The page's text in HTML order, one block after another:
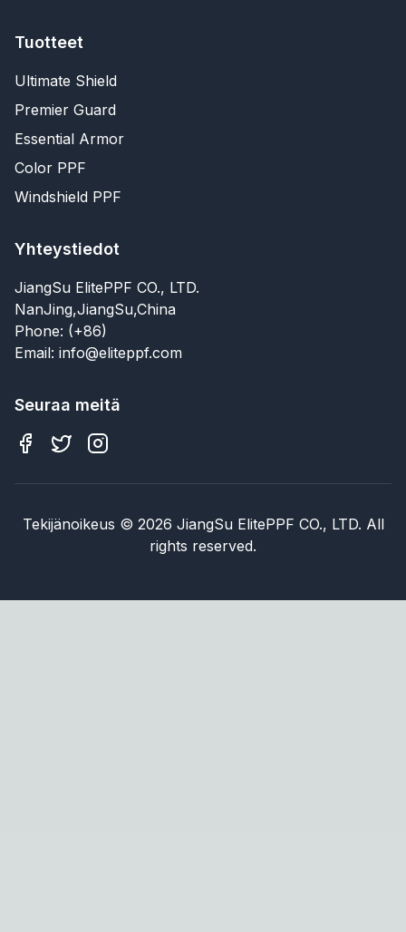
Tuotteet
Ultimate Shield
Premier Guard
Essential Armor
Color PPF
Windshield PPF
Yhteystiedot
JiangSu ElitePPF CO., LTD.
NanJing,JiangSu,China
Phone: (+86)
Email: info@eliteppf.com
Seuraa meitä
Tekijänoikeus © 2026 JiangSu ElitePPF CO., LTD. All
rights reserved.